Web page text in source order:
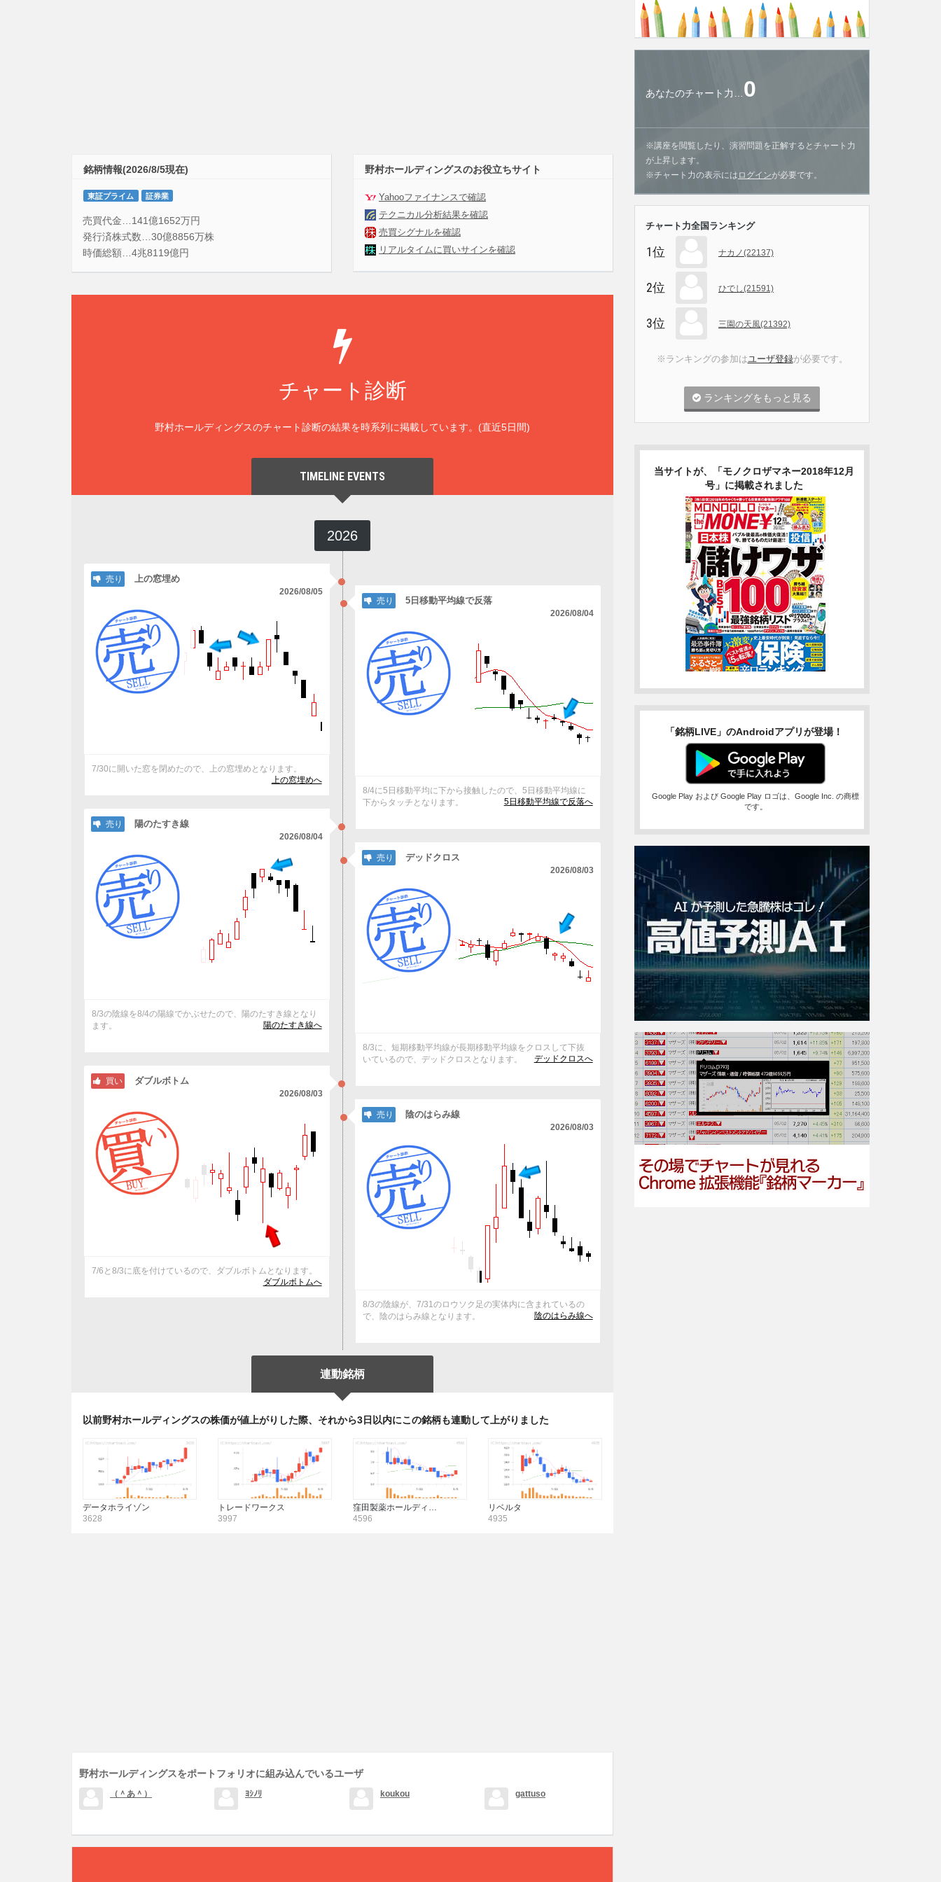
銘柄情報(2026/8/5現在)
東証プライム 証券業
売買代金…141億1652万円
発行済株式数…30億8856万株
時価総額…4兆8119億円
野村ホールディングスのお役立ちサイト
Yahooファイナンスで確認
テクニカル分析結果を確認
売買シグナルを確認
リアルタイムに買いサインを確認
チャート診断
野村ホールディングスのチャート診断の結果を時系列に掲載しています。(直近5日間)
TIMELINE EVENTS
2026
売り 上の窓埋め
2026/08/05
7/30に開いた窓を閉めたので、上の窓埋めとなります。
上の窓埋めへ
売り 5日移動平均線で反落
2026/08/04
8/4に5日移動平均に下から接触したので、5日移動平均線に
下からタッチとなります。
5日移動平均線で反落へ
売り 陽のたすき線
2026/08/04
8/3の陰線を8/4の陽線でかぶせたので、陽のたすき線となり
ます。
陽のたすき線へ
売り デッドクロス
2026/08/03
8/3に、短期移動平均線が長期移動平均線をクロスして下抜
いているので、デッドクロスとなります。
デッドクロスへ
買い ダブルボトム
2026/08/03
7/6と8/3に底を付けているので、ダブルボトムとなります。
ダブルボトムへ
売り 陰のはらみ線
2026/08/03
8/3の陰線が、7/31のロウソク足の実体内に含まれているの
で、陰のはらみ線となります。
陰のはらみ線へ
連動銘柄
以前野村ホールディングスの株価が値上がりした際、それから3日以内にこの銘柄も連動して上がりました
データホライゾン
3628
トレードワークス
3997
窪田製薬ホールディ…
4596
リベルタ
4935
野村ホールディングスをポートフォリオに組み込んでいるユーザ
（＾あ＾） ﾖｼﾉﾘ koukou gattuso
あなたのチャート力… 0
※講座を閲覧したり、演習問題を正解するとチャート力
が上昇します。
※チャート力の表示には ログインが必要です。
チャート力全国ランキング
1位 ナカノ(22137)
2位 ひでし(21591)
3位 三園の天風(21392)
※ランキングの参加はユーザ登録が必要です。
ランキングをもっと見る
当サイトが、「モノクロザマネー2018年12月
号」に掲載されました
「銘柄LIVE」のAndroidアプリが登場！
Google Play および Google Play ロゴは、Google Inc. の商標
です。